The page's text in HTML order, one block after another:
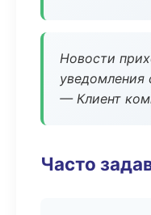
Новости
уведомления
— Клиент
Часто